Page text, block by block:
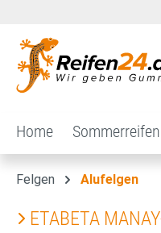
Home Sommerreifen
Felgen Alufelgen
ETABETA